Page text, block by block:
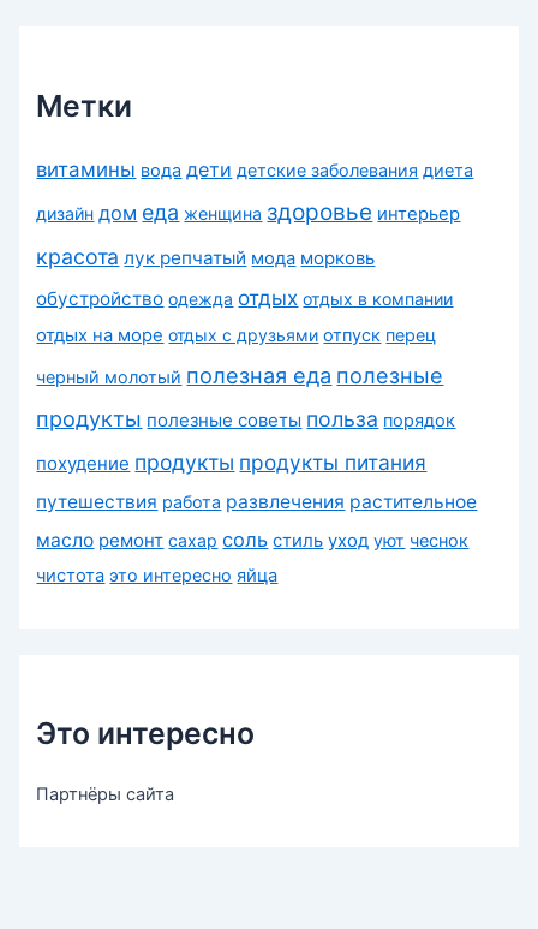
Метки
витамины вода дети детские заболевания диета
дизайн дом еда женщина здоровье интерьер
красота лук репчатый мода морковь
обустройство одежда отдых отдых в компании
отдых на море отдых с друзьями отпуск перец
черный молотый полезная еда полезные
продукты полезные советы польза порядок
похудение продукты продукты питания
путешествия работа развлечения растительное
масло ремонт сахар соль стиль уход уют чеснок
чистота это интересно яйца
Это интересно
Партнёры сайта